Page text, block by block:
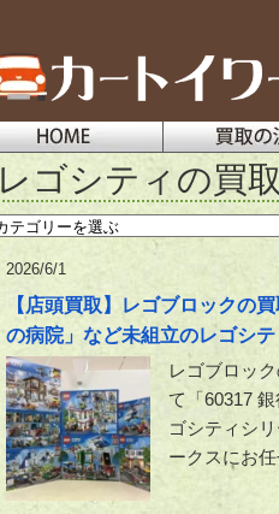
レゴシティの買
2026/6/1
【店頭買取】レゴブロックの
の病院」など未組立のレゴシ
レゴブロッ
て「60317
ゴシティシ
ークスにお任